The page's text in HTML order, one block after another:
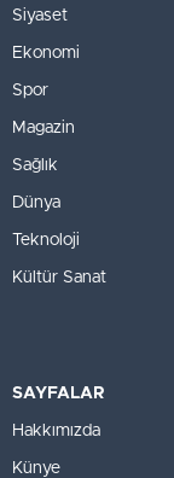
Siyaset
Ekonomi
Spor
Magazin
Sağlık
Dünya
Teknoloji
Kültür Sanat
SAYFALAR
Hakkımızda
Künye